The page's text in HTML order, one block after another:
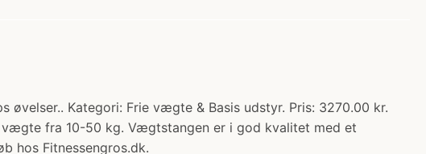
Kategori: Frie vægte & Basis udstyr. Pris: 3270.00 kr.
fra 10-50 kg. Vægtstangen er i god kvalitet med et
hos Fitnessengros.dk.